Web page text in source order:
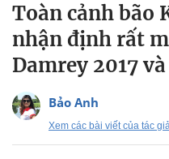
Toàn cảnh bão
nhận định rất
Damrey 2017
Bảo Anh
Xem các bài viết của tác